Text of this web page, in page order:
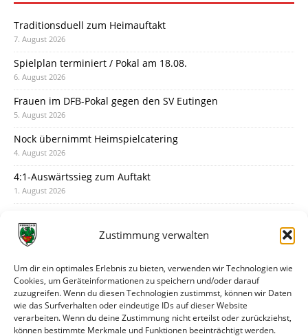
Zustimmung verwalten
Um dir ein optimales Erlebnis zu bieten, verwenden wir Technologien wie
Cookies, um Geräteinformationen zu speichern und/oder darauf
zuzugreifen. Wenn du diesen Technologien zustimmst, können wir Daten
wie das Surfverhalten oder eindeutige IDs auf dieser Website
verarbeiten. Wenn du deine Zustimmung nicht erteilst oder zurückziehst,
können bestimmte Merkmale und Funktionen beeinträchtigt werden.
Traditionsduell zum Heimauftakt
7. August 2026
Spielplan terminiert / Pokal am 18.08.
6. August 2026
Frauen im DFB-Pokal gegen den SV Eutingen
5. August 2026
Nock übernimmt Heimspielcatering
4. August 2026
4:1-Auswärtssieg zum Auftakt
1. August 2026
31. Juli 2026
30. Juli 2026
Deine Spielminute: 89+1
28. Juli 2026
Neuer Rückensponsor